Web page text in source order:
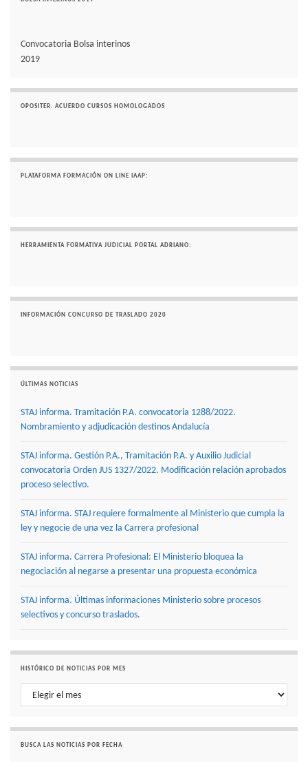
Convocatoria Bolsa interinos
2019
OPOSITER. ACUERDO CURSOS HOMOLOGADOS
PLATAFORMA FORMACIÓN ON LINE IAAP:
HERRAMIENTA FORMATIVA JUDICIAL PORTAL ADRIANO:
INFORMACIÓN CONCURSO DE TRASLADO 2020
ÚLTIMAS NOTICIAS
STAJ informa. Tramitación P.A. convocatoria 1288/2022.
Nombramiento y adjudicación destinos Andalucía
STAJ informa. Gestión P.A., Tramitación P.A. y Auxilio Judicial
convocatoria Orden JUS 1327/2022. Modificación relación aprobados
proceso selectivo.
STAJ informa. STAJ requiere formalmente al Ministerio que cumpla la
ley y negocie de una vez la Carrera profesional
STAJ informa. Carrera Profesional: El Ministerio bloquea la
negociación al negarse a presentar una propuesta económica
STAJ informa. Últimas informaciones Ministerio sobre procesos
selectivos y concurso traslados.
HISTÓRICO DE NOTICIAS POR MES
Histórico de noticias por mes
BUSCA LAS NOTICIAS POR FECHA